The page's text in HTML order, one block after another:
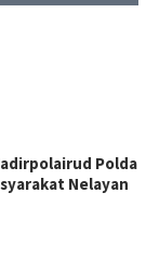
Polda
Nelayan